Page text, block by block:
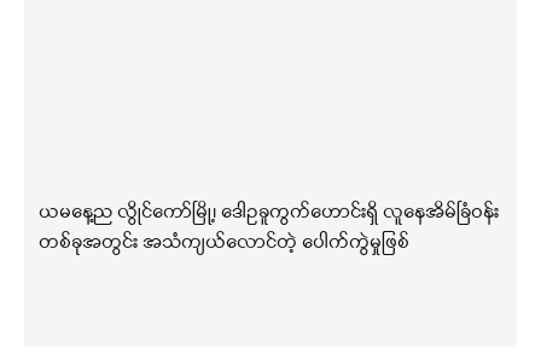
ယမနေ့ည လွိုင်ကော်မြို့၊ ဒေါဥခူကွက်ဟောင်းရှိ လူနေအိမ်ခြံဝန်း
တစ်ခုအတွင်း အသံကျယ်လောင်တဲ့ ပေါက်ကွဲမှုဖြစ်